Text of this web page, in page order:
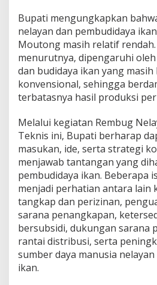
Bupati mengungkapkan
nelayan dan pembudidaya
Moutong masih relatif
menurutnya, dipengaruhi
dan budidaya ikan yang
konvensional, sehingga
terbatasnya hasil produksi
Melalui kegiatan Rembug
Teknis ini, Bupati berharap
masukan, ide, serta strategi
menjawab tantangan yang
pembudidaya ikan. Beberapa
menjadi perhatian antara lain
tangkap dan perizinan,
sarana penangkapan,
bersubsidi, dukungan sarana
rantai distribusi, serta
sumber daya manusia
ikan.